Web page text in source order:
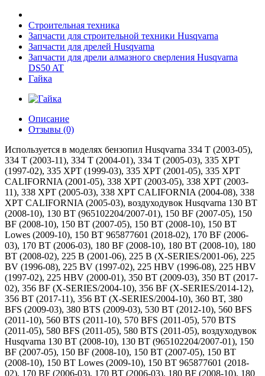
Строительная техника
Запчасти для строительной техники Husqvarna
Запчасти для дрелей Husqvarna
Запчасти для дрели алмазного сверления Husqvarna
DS50 AT
Гайка
Описание
Отзывы (0)
Используется в моделях бензопил Husqvarna 334 T (2003-05),
334 T (2003-11), 334 T (2004-01), 334 T (2005-03), 335 XPT
(1997-02), 335 XPT (1999-03), 335 XPT (2001-05), 335 XPT
CALIFORNIA (2001-05), 338 XPT (2003-05), 338 XPT (2003-
11), 338 XPT (2005-03), 338 XPT CALIFORNIA (2004-08), 338
XPT CALIFORNIA (2005-03), воздуходувок Husqvarna 130 BT
(2008-10), 130 BT (965102204/2007-01), 150 BF (2007-05), 150
BF (2008-10), 150 BT (2007-05), 150 BT (2008-10), 150 BT
Lowes (2009-10), 150 BT 965877601 (2018-02), 170 BF (2006-
03), 170 BT (2006-03), 180 BF (2008-10), 180 BT (2008-10), 180
BT (2008-02), 225 B (2001-06), 225 B (X-SERIES/2001-06), 225
BV (1996-08), 225 BV (1997-02), 225 HBV (1996-08), 225 HBV
(1997-02), 225 HBV (2000-01), 350 BT (2009-03), 350 BT (2017-
02), 356 BF (X-SERIES/2004-10), 356 BF (X-SERIES/2014-12),
356 BT (2017-11), 356 BT (X-SERIES/2004-10), 360 BT, 380
BFS (2009-03), 380 BTS (2009-03), 530 BT (2012-10), 560 BFS
(2011-10), 560 BTS (2011-10), 570 BFS (2011-05), 570 BTS
(2011-05), 580 BFS (2011-05), 580 BTS (2011-05), воздуходувок
Husqvarna 130 BT (2008-10), 130 BT (965102204/2007-01), 150
BF (2007-05), 150 BF (2008-10), 150 BT (2007-05), 150 BT
(2008-10), 150 BT Lowes (2009-10), 150 BT 965877601 (2018-
02), 170 BF (2006-03), 170 BT (2006-03), 180 BF (2008-10), 180